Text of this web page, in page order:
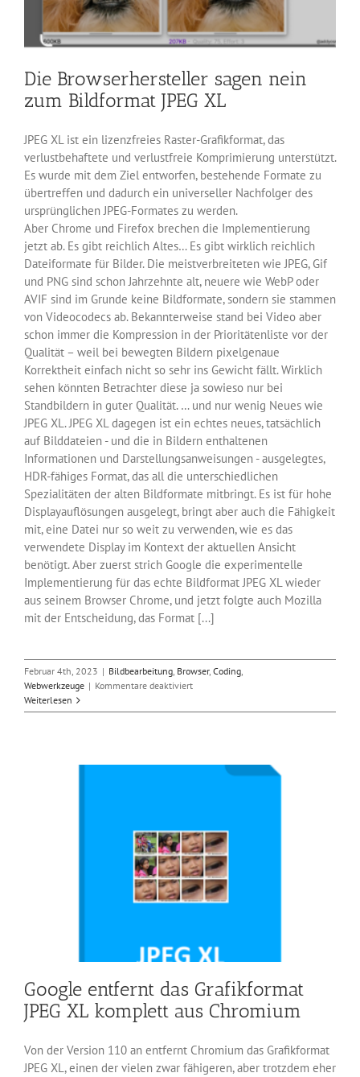
Die Browserhersteller sagen nein
zum Bildformat JPEG XL
JPEG XL ist ein lizenzfreies Raster-Grafikformat, das
verlustbehaftete und verlustfreie Komprimierung unterstützt.
Es wurde mit dem Ziel entworfen, bestehende Formate zu
übertreffen und dadurch ein universeller Nachfolger des
ursprünglichen JPEG-Formates zu werden.
Aber Chrome und Firefox brechen die Implementierung
jetzt ab. Es gibt reichlich Altes… Es gibt wirklich reichlich
Dateiformate für Bilder. Die meistverbreiteten wie JPEG, Gif
und PNG sind schon Jahrzehnte alt, neuere wie WebP oder
AVIF sind im Grunde keine Bildformate, sondern sie stammen
von Videocodecs ab. Bekannterweise stand bei Video aber
schon immer die Kompression in der Prioritätenliste vor der
Qualität – weil bei bewegten Bildern pixelgenaue
Korrektheit einfach nicht so sehr ins Gewicht fällt. Wirklich
sehen könnten Betrachter diese ja sowieso nur bei
Standbildern in guter Qualität. … und nur wenig Neues wie
JPEG XL. JPEG XL dagegen ist ein echtes neues, tatsächlich
auf Bilddateien - und die in Bildern enthaltenen
Informationen und Darstellungsanweisungen - ausgelegtes,
HDR-fähiges Format, das all die unterschiedlichen
Spezialitäten der alten Bildformate mitbringt. Es ist für hohe
Displayauflösungen ausgelegt, bringt aber auch die Fähigkeit
mit, eine Datei nur so weit zu verwenden, wie es das
verwendete Display im Kontext der aktuellen Ansicht
benötigt. Aber zuerst strich Google die experimentelle
Implementierung für das echte Bildformat JPEG XL wieder
aus seinem Browser Chrome, und jetzt folgte auch Mozilla
mit der Entscheidung, das Format [...]
Februar 4th, 2023 | Bildbearbeitung, Browser, Coding,
Webwerkzeuge | Kommentare deaktiviertfür
Browserhersteller
Bildformat
Weiterlesen
Google entfernt das Grafikformat
JPEG XL komplett aus Chromium
Von der Version 110 an entfernt Chromium das Grafikformat
JPEG XL, einen der vielen zwar fähigeren, aber trotzdem eher